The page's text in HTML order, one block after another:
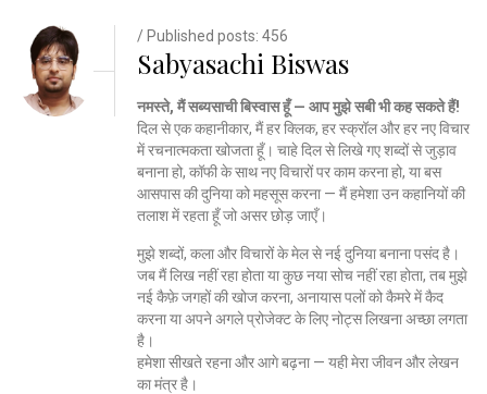
/ Published posts: 456
Sabyasachi Biswas
नमस्ते, मैं सब्यसाची बिस्वास हूँ — आप मुझे सबी भी कह सकते हैं!
दिल से एक कहानीकार, मैं हर क्लिक, हर स्क्रॉल और हर नए विचार
में रचनात्मकता खोजता हूँ। चाहे दिल से लिखे गए शब्दों से जुड़ाव
बनाना हो, कॉफी के साथ नए विचारों पर काम करना हो, या बस
आसपास की दुनिया को महसूस करना — मैं हमेशा उन कहानियों की
तलाश में रहता हूँ जो असर छोड़ जाएँ।
मुझे शब्दों, कला और विचारों के मेल से नई दुनिया बनाना पसंद है।
जब मैं लिख नहीं रहा होता या कुछ नया सोच नहीं रहा होता, तब मुझे
नई कैफ़े जगहों की खोज करना, अनायास पलों को कैमरे में कैद
करना या अपने अगले प्रोजेक्ट के लिए नोट्स लिखना अच्छा लगता
है।
हमेशा सीखते रहना और आगे बढ़ना — यही मेरा जीवन और लेखन
का मंत्र है।